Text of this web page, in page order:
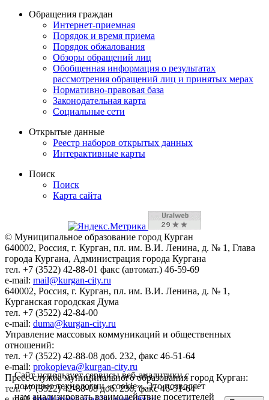
Обращения граждан
Интернет-приемная
Порядок и время приема
Порядок обжалования
Обзоры обращений лиц
Обобщенная информация о результатах
рассмотрения обращений лиц и принятых мерах
Нормативно-правовая база
Законодательная карта
Социальные сети
Открытые данные
Реестр наборов открытых данных
Интерактивные карты
Поиск
Поиск
Карта сайта
© Муниципальное образование город Курган
640002, Россия, г. Курган, пл. им. В.И. Ленина, д. № 1, Глава
города Кургана, Администрация города Кургана
тел. +7 (3522) 42-88-01 факс (автомат.) 46-59-69
e-mail: mail@kurgan-city.ru
640002, Россия, г. Курган, пл. им. В.И. Ленина, д. № 1,
Курганская городская Дума
тел. +7 (3522) 42-84-00
e-mail: duma@kurgan-city.ru
Управление массовых коммуникаций и общественных
отношений:
тел. +7 (3522) 42-88-08 доб. 232, факс 46-51-64
e-mail: prokopieva@kurgan-city.ru
Пресс-служба муниципального образования город Курган:
тел. +7 (3522) 42-88-08 доб. 236, факс 46-51-64
Сайт использует сервисы веб-аналитики с
помощью технологии «cookie». Это позволяет
нам анализировать взаимодействие посетителей